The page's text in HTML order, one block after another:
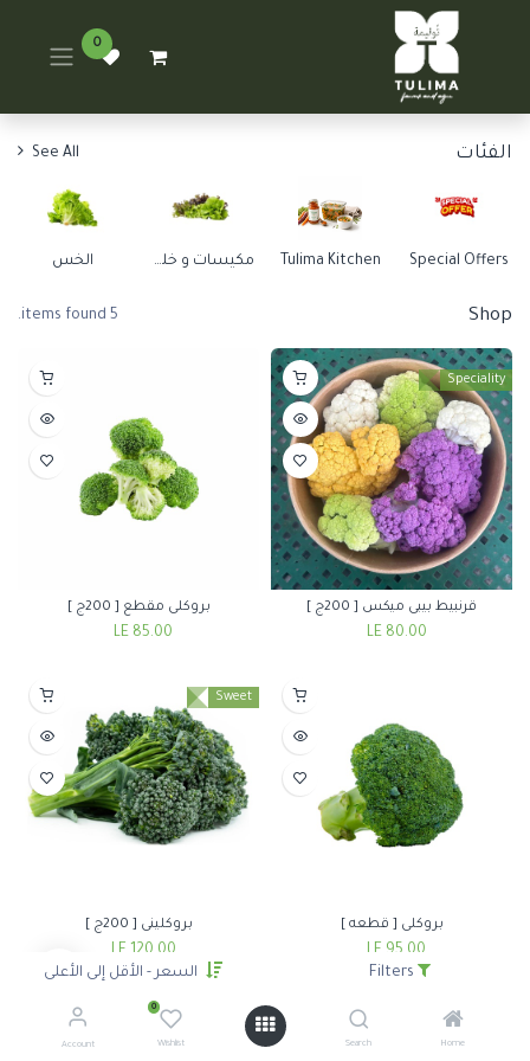
Filters السعر - الأقل إلى الأعلى
Home
Search
0
Wishlist
Account
0
الفئات See All
Special Offers
Tulima Kitchen مكيسات و خلطات الخس
Shop
5 items found.
Speciality
قرنبيط بيبى ميكس [ 200ج ]
80.00
LE
بروكلى مقطع [ 200ج ]
85.00
بروكلى [ قطعه ]
95.00
Sweet
بروكلينى [ 200ج ]
120.00